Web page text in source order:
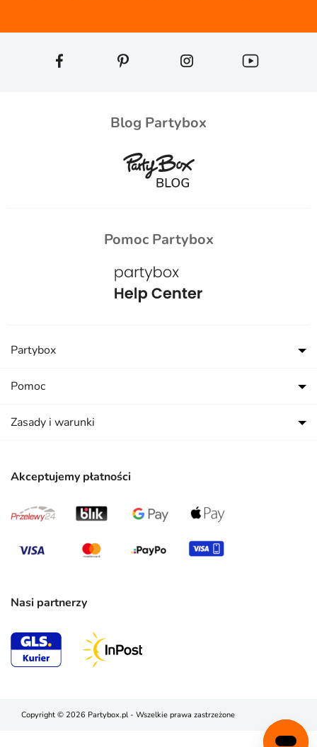
Blog Partybox
Pomoc Partybox
Akceptujemy płatności
Nasi partnerzy
Partybox
Pomoc
Zasady i warunki
Copyright © 2026 Partybox.pl - Wszelkie prawa zastrzeżone